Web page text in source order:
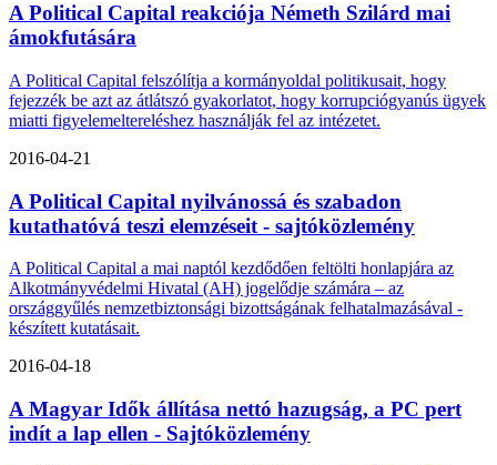
A Political Capital reakciója Németh Szilárd mai
ámokfutására
A Political Capital felszólítja a kormányoldal politikusait, hogy
fejezzék be azt az átlátszó gyakorlatot, hogy korrupciógyanús ügyek
miatti figyelemeltereléshez használják fel az intézetet.
2016-04-21
A Political Capital nyilvánossá és szabadon
kutathatóvá teszi elemzéseit - sajtóközlemény
A Political Capital a mai naptól kezdődően feltölti honlapjára az
Alkotmányvédelmi Hivatal (AH) jogelődje számára – az
országgyűlés nemzetbiztonsági bizottságának felhatalmazásával -
készített kutatásait.
2016-04-18
A Magyar Idők állítása nettó hazugság, a PC pert
indít a lap ellen - Sajtóközlemény